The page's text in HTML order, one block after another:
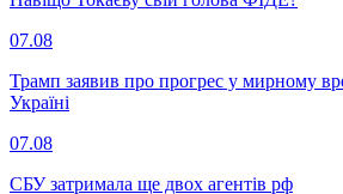
07.08
Трамп заявив про прогрес у мирному
Україні
07.08
СБУ затримала ще двох агентів рф